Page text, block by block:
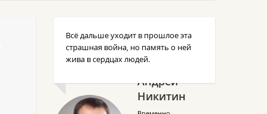
Всё дальше уходит в прошлое эта
страшная война, но память о ней
жива в сердцах людей.
Андрей
Никитин